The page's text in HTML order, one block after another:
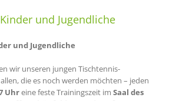
und Jugendliche
und Jugendliche
wir unseren jungen Tischtennis-
die es noch werden möchten – jeden
Uhreine feste Trainingszeit im Saal des